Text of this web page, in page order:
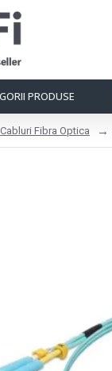
PRODUSE
Cabluri Fibra Optica